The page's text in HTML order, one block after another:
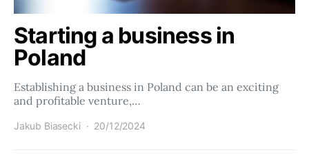
Starting a business in
Poland
Establishing a business in Poland can be an exciting
and profitable venture,…
Jakub Biasecki 20/12/2024